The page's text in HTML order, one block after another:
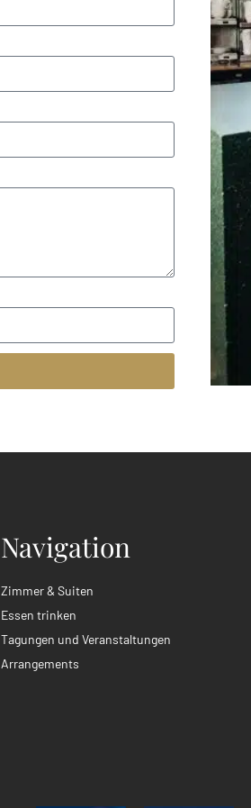
Navigation
Zimmer & Suiten
Essen trinken
Tagungen und Veranstaltungen
Arrangements